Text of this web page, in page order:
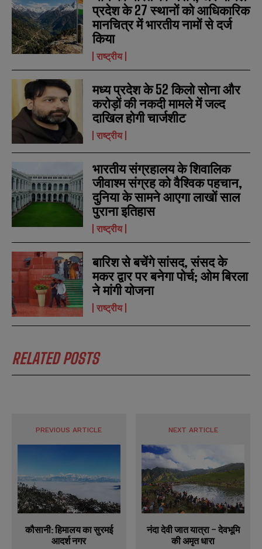
a
m
e
*
E
m
a
l
*
u
m
b
e
r
s
SUBMIT
a
m
e
*
E
m
a
l
*
u
m
b
e
r
s
SUBMIT
प्रदेश के 27 स्थानों को आधिकारिक
मानचित्र में भारतीय नामों से दर्ज
किया
राष्ट्रीय
मध्य प्रदेश के 52 किलो सोना और
करोड़ों की नकदी मामले में जल्द
दाखिल होगी चार्जशीट
राष्ट्रीय
भारतीय संग्रहालय के शिवालिक
जीवाश्म संग्रह को वैश्विक पहचान,
दुनिया के सामने आएगा लाखों साल
पुराना इतिहास
राष्ट्रीय
बारिश से बचेंगे सांसद, संसद के
मकर द्वार पर बनेगा पोर्च; ओम बिरला
ने मांगी योजना
राष्ट्रीय
RELATED POSTS
PREVIOUS ARTICLE
कौसानी: हिमालय का सुरमई
आदर्श नगर
NEXT ARTICLE
नंदा देवी जात यात्रा – देवभूमि
की अमृत धारा